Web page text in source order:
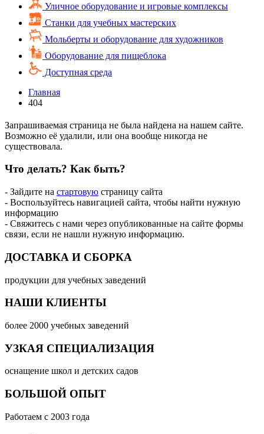
Уличное оборудование и игровые комплексы
Cтанки для учебных мастерских
Мольберты и оборудование для художников
Оборудование для пищеблока
Доступная среда
Главная
404
Запрашиваемая страница не была найдена на нашем сайте.
Возможно её удалили, или она вообще никогда не
существовала.
Что делать? Как быть?
- Зайдите на стартовую страницу сайта
- Воспользуйтесь навигацией сайта, чтобы найти нужную
информацию
- Свяжитесь с нами через опубликованные на сайте формы
связи, если не нашли нужную информацию.
ДОСТАВКА И СБОРКА
продукции для учебных заведений
НАШИ КЛИЕНТЫ
более 2000 учебных заведений
УЗКАЯ СПЕЦИАЛИЗАЦИЯ
оснащение школ и детских садов
БОЛЬШОЙ ОПЫТ
Работаем с 2003 года